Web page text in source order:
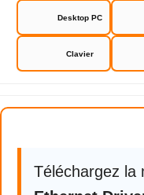
Desktop PC
Clavier
Téléchargez la